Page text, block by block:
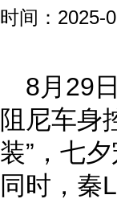
时间：2025-
8月29
阻尼车身
装”，七
同时，秦